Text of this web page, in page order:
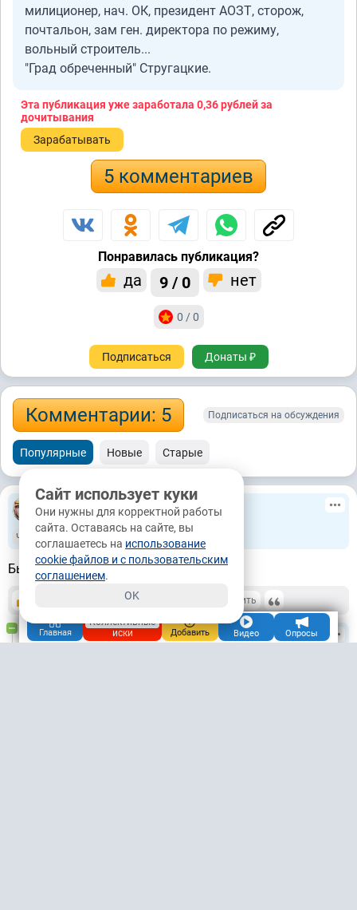
милиционер, нач. ОК, президент АОЗТ, сторож,
почтальон, зам ген. директора по режиму,
вольный строитель...
"Град обреченный" Стругацкие.
Эта публикация уже заработала 0,36 рублейза
дочитывания
Зарабатывать
5 комментариев
Понравилась публикация?
да 9 / 0 нет
0 / 0
Подписаться Донаты ₽
Комментарии: 5 Подписаться на обсуждения
Популярные Новые Старые
Фрилансер Татьяна 24.2М
30.04.2024, 16:52 Донецк
Чат
Быстро справились!)
Ответить
Иванов Андрей Анатольевич 54.2М
Главная
Коллективные
иски
Добавить Видео Опросы
Сайт использует куки
Они нужны для корректной работы
сайта. Оставаясь на сайте, вы
соглашаетесь на использование
cookie файлов и с пользовательским
соглашением.
OK